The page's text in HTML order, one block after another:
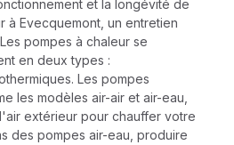
et la longévité de
à Evecquemont, un entretien
pompes à chaleur se
en deux types :
Les pompes
les modèles air-air et air-eau,
extérieur pour chauffer votre
des pompes air-eau, produire